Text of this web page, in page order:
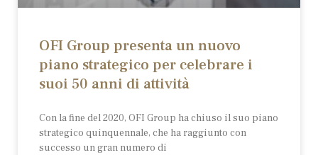
OFI Group presenta un nuovo
piano strategico per celebrare i
suoi 50 anni di attività
Con la fine del 2020, OFI Group ha chiuso il suo piano
strategico quinquennale, che ha raggiunto con
successo un gran numero di